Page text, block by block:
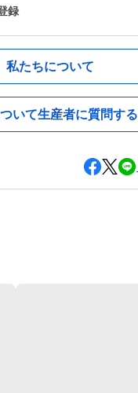
録
私たちについて
いて生産者に質問する